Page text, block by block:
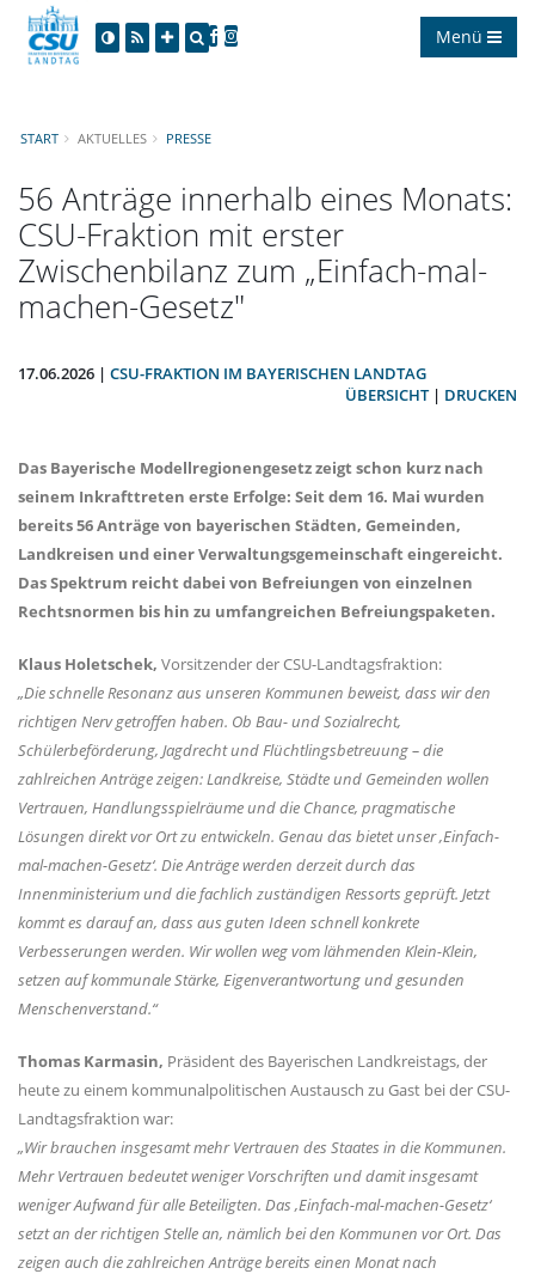
Menü
START AKTUELLES PRESSE
56 Anträge innerhalb eines Monats:
CSU-Fraktion mit erster
Zwischenbilanz zum „Einfach-mal-
machen-Gesetz"
17.06.2026 | CSU-FRAKTION IM BAYERISCHEN LANDTAG
ÜBERSICHT| DRUCKEN
Das Bayerische Modellregionengesetz zeigt schon kurz nach
seinem Inkrafttreten erste Erfolge: Seit dem 16. Mai wurden
bereits 56 Anträge von bayerischen Städten, Gemeinden,
Landkreisen und einer Verwaltungsgemeinschaft eingereicht.
Das Spektrum reicht dabei von Befreiungen von einzelnen
Rechtsnormen bis hin zu umfangreichen Befreiungspaketen.
Klaus Holetschek, Vorsitzender der CSU-Landtagsfraktion:
Die schnelle Resonanz aus unseren Kommunen beweist, dass wir den
richtigen Nerv getroffen haben. Ob Bau- und Sozialrecht,
Schülerbeförderung, Jagdrecht und Flüchtlingsbetreuung – die
zahlreichen Anträge zeigen: Landkreise, Städte und Gemeinden wollen
Vertrauen, Handlungsspielräume und die Chance, pragmatische
Lösungen direkt vor Ort zu entwickeln. Genau das bietet unser ‚Einfach-
mal-machen-Gesetz‘. Die Anträge werden derzeit durch das
Innenministerium und die fachlich zuständigen Ressorts geprüft. Jetzt
kommt es darauf an, dass aus guten Ideen schnell konkrete
Verbesserungen werden. Wir wollen weg vom lähmenden Klein-Klein,
setzen auf kommunale Stärke, Eigenverantwortung und gesunden
Menschenverstand.“
Thomas Karmasin, Präsident des Bayerischen Landkreistags, der
heute zu einem kommunalpolitischen Austausch zu Gast bei der CSU-
Landtagsfraktion war:
Wir brauchen insgesamt mehr Vertrauen des Staates in die Kommunen.
Mehr Vertrauen bedeutet weniger Vorschriften und damit insgesamt
weniger Aufwand für alle Beteiligten. Das ‚Einfach-mal-machen-Gesetz‘
setzt an der richtigen Stelle an, nämlich bei den Kommunen vor Ort. Das
zeigen auch die zahlreichen Anträge bereits einen Monat nach